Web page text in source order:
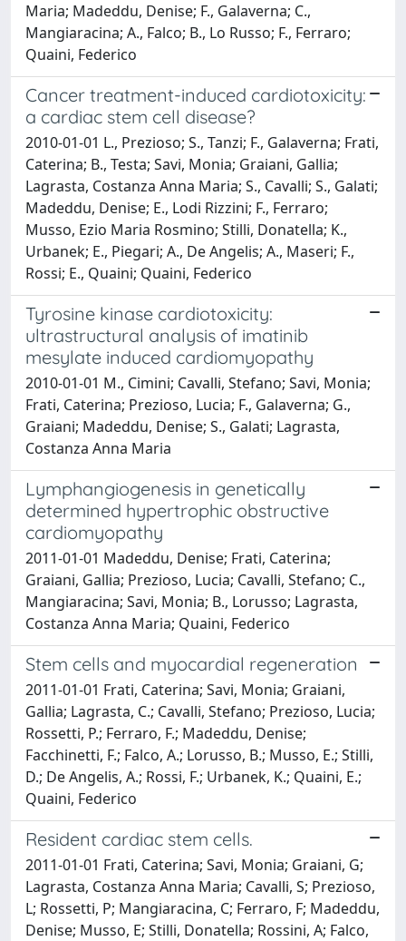
Maria; Madeddu, Denise; F., Galaverna; C.,
Mangiaracina; A., Falco; B., Lo Russo; F., Ferraro;
Quaini, Federico
Cancer treatment-induced cardiotoxicity:
a cardiac stem cell disease?
2010-01-01 L., Prezioso; S., Tanzi; F., Galaverna; Frati,
Caterina; B., Testa; Savi, Monia; Graiani, Gallia;
Lagrasta, Costanza Anna Maria; S., Cavalli; S., Galati;
Madeddu, Denise; E., Lodi Rizzini; F., Ferraro;
Musso, Ezio Maria Rosmino; Stilli, Donatella; K.,
Urbanek; E., Piegari; A., De Angelis; A., Maseri; F.,
Rossi; E., Quaini; Quaini, Federico
Tyrosine kinase cardiotoxicity:
ultrastructural analysis of imatinib
mesylate induced cardiomyopathy
2010-01-01 M., Cimini; Cavalli, Stefano; Savi, Monia;
Frati, Caterina; Prezioso, Lucia; F., Galaverna; G.,
Graiani; Madeddu, Denise; S., Galati; Lagrasta,
Costanza Anna Maria
Lymphangiogenesis in genetically
determined hypertrophic obstructive
cardiomyopathy
2011-01-01 Madeddu, Denise; Frati, Caterina;
Graiani, Gallia; Prezioso, Lucia; Cavalli, Stefano; C.,
Mangiaracina; Savi, Monia; B., Lorusso; Lagrasta,
Costanza Anna Maria; Quaini, Federico
Stem cells and myocardial regeneration
2011-01-01 Frati, Caterina; Savi, Monia; Graiani,
Gallia; Lagrasta, C.; Cavalli, Stefano; Prezioso, Lucia;
Rossetti, P.; Ferraro, F.; Madeddu, Denise;
Facchinetti, F.; Falco, A.; Lorusso, B.; Musso, E.; Stilli,
D.; De Angelis, A.; Rossi, F.; Urbanek, K.; Quaini, E.;
Quaini, Federico
Resident cardiac stem cells.
2011-01-01 Frati, Caterina; Savi, Monia; Graiani, G;
Lagrasta, Costanza Anna Maria; Cavalli, S; Prezioso,
L; Rossetti, P; Mangiaracina, C; Ferraro, F; Madeddu,
Denise; Musso, E; Stilli, Donatella; Rossini, A; Falco,